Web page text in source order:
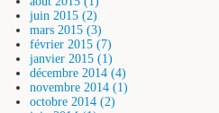
juin 2015 (2)
mars 2015 (3)
février 2015 (7)
janvier 2015 (1)
décembre 2014 (4)
novembre 2014 (1)
octobre 2014 (2)